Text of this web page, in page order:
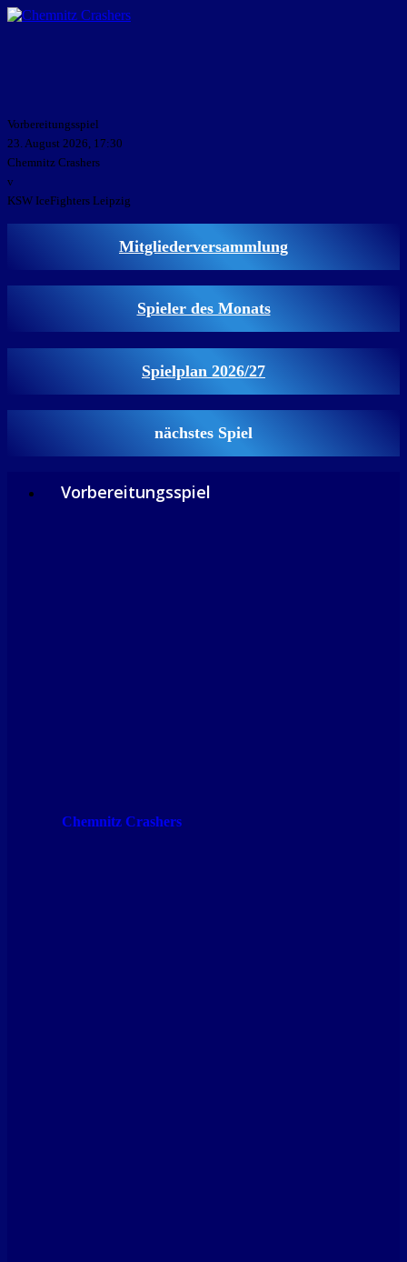
Vorbereitungsspiel
23. August 2026, 17:30
Chemnitz Crashers
v
KSW IceFighters Leipzig
Mitgliederversammlung
Spieler des Monats
Spielplan 2026/27
nächstes Spiel
Vorbereitungsspiel
Chemnitz Crashers